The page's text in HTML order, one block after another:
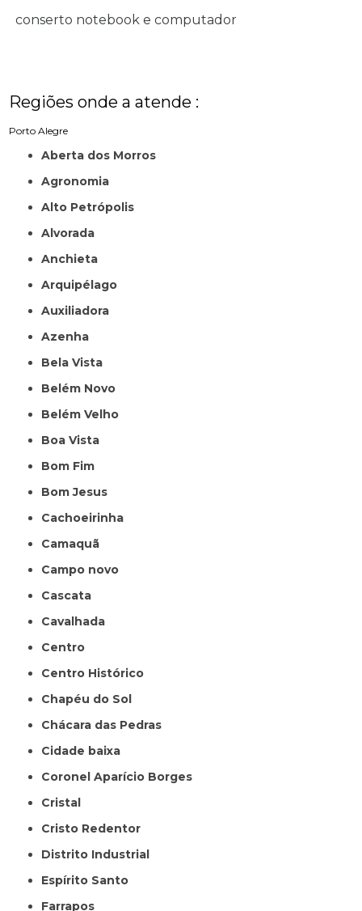
conserto notebook e computador
Regiões onde a atende :
Porto Alegre
Aberta dos Morros
Agronomia
Alto Petrópolis
Alvorada
Anchieta
Arquipélago
Auxiliadora
Azenha
Bela Vista
Belém Novo
Belém Velho
Boa Vista
Bom Fim
Bom Jesus
Cachoeirinha
Camaquã
Campo novo
Cascata
Cavalhada
Centro
Centro Histórico
Chapéu do Sol
Chácara das Pedras
Cidade baixa
Coronel Aparício Borges
Cristal
Cristo Redentor
Distrito Industrial
Espírito Santo
Farrapos